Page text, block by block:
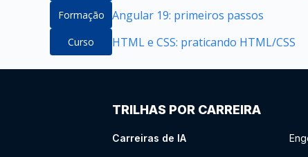
Formação Angular 19: primeiros passos
Curso HTML e CSS: praticando HTML/CSS
TRILHAS POR CARREIRA
Carreiras de IA